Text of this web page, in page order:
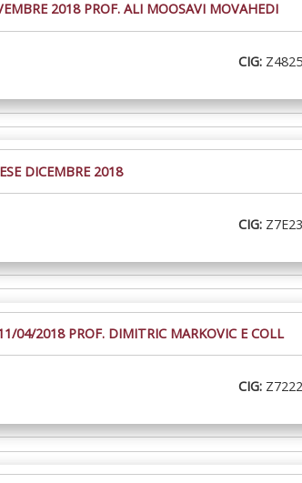
2018 PROF. ALI MOOSAVI MOVAHEDI
CIG:
DICEMBRE 2018
CIG:
04/2018 PROF. DIMITRIC MARKOVIC E COLL
CIG: